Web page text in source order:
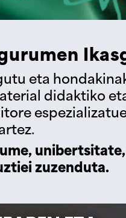
eta
didaktiko
zuzenduta.